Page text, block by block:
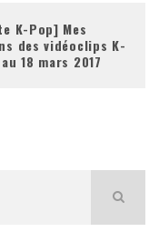
K-Pop] Mes
des vidéoclips K-
18 mars 2017